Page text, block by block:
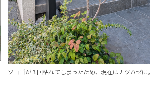
ソヨゴが３回枯れてしまったため、現在はナツハゼに。